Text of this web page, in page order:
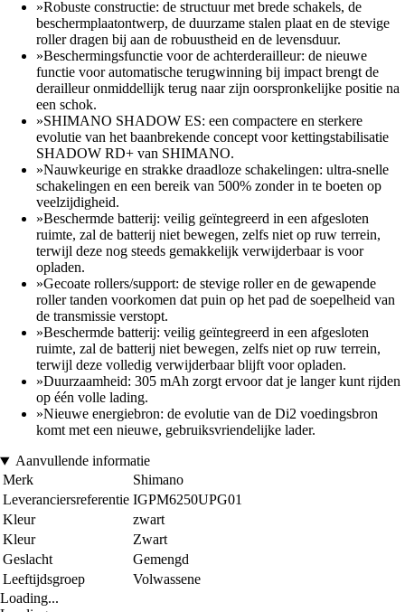
»Robuste constructie: de structuur met brede schakels, de
beschermplaatontwerp, de duurzame stalen plaat en de stevige
roller dragen bij aan de robuustheid en de levensduur.
»Beschermingsfunctie voor de achterderailleur: de nieuwe
functie voor automatische terugwinning bij impact brengt de
derailleur onmiddellijk terug naar zijn oorspronkelijke positie na
een schok.
»SHIMANO SHADOW ES: een compactere en sterkere
evolutie van het baanbrekende concept voor kettingstabilisatie
SHADOW RD+ van SHIMANO.
»Nauwkeurige en strakke draadloze schakelingen: ultra-snelle
schakelingen en een bereik van 500% zonder in te boeten op
veelzijdigheid.
»Beschermde batterij: veilig geïntegreerd in een afgesloten
ruimte, zal de batterij niet bewegen, zelfs niet op ruw terrein,
terwijl deze nog steeds gemakkelijk verwijderbaar is voor
opladen.
»Gecoate rollers/support: de stevige roller en de gewapende
roller tanden voorkomen dat puin op het pad de soepelheid van
de transmissie verstopt.
»Beschermde batterij: veilig geïntegreerd in een afgesloten
ruimte, zal de batterij niet bewegen, zelfs niet op ruw terrein,
terwijl deze volledig verwijderbaar blijft voor opladen.
»Duurzaamheid: 305 mAh zorgt ervoor dat je langer kunt rijden
op één volle lading.
»Nieuwe energiebron: de evolutie van de Di2 voedingsbron
komt met een nieuwe, gebruiksvriendelijke lader.
Aanvullende informatie
Merk
Shimano
Leveranciersreferentie IGPM6250UPG01
Kleur
zwart
Kleur
Zwart
Geslacht
Gemengd
Leeftijdsgroep
Volwassene
Loading...